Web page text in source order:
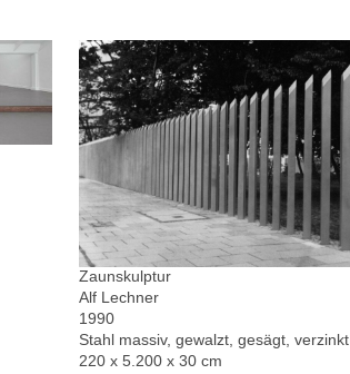
Zaunskulptur
Alf Lechner
1990
Stahl massiv, gewalzt, gesägt, verzinkt
220 x 5.200 x 30 cm